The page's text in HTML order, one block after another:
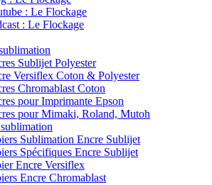
: Le Flockage
: Le Flockage
Sublijet Polyester
Versiflex Coton & Polyester
Chromablast Coton
pour Imprimante Epson
pour Mimaki, Roland, Mutoh
Sublimation Encre Sublijet
Spécifiques Encre Sublijet
Encre Versiflex
Encre Chromablast